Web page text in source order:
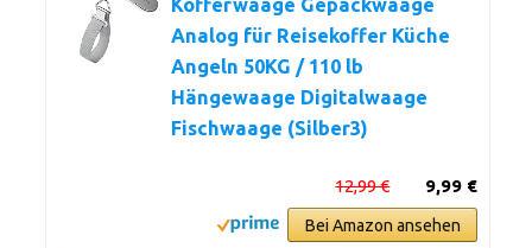
Kofferwaage Gepäckwaage
Analog für Reisekoffer Küche
Angeln 50KG / 110 lb
Hängewaage Digitalwaage
Fischwaage (Silber3)
9,99 €
12,99 €
Bei Amazon ansehen